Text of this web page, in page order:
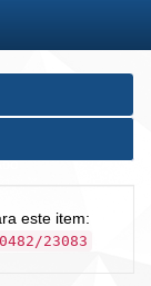
este item:
23083